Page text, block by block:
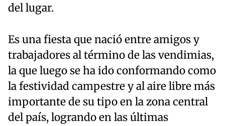
del lugar.
Es una fiesta que nació entre amigos y
trabajadores al término de las vendimias,
la que luego se ha ido conformando como
la festividad campestre y al aire libre más
importante de su tipo en la zona central
del país, logrando en las últimas